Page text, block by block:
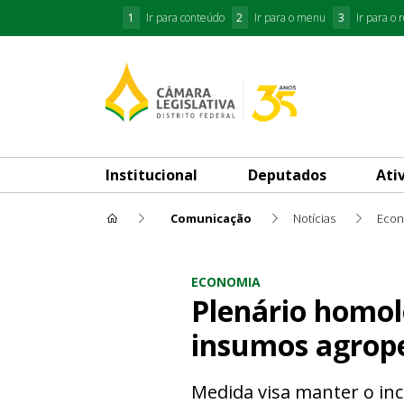
1 Ir para conteúdo 2 Ir para o menu 3 Ir para o
Institucional Deputados
Comunicação Notícias
ECONOMIA
Plenário
insumos
Medida visa manter o